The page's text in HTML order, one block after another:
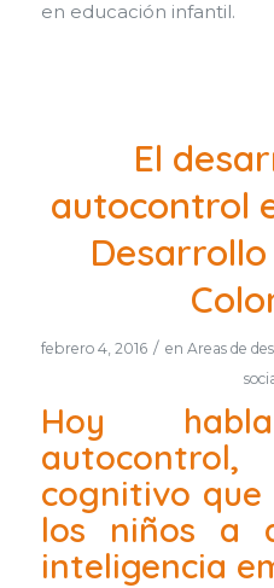
en educación infantil.
El
autocontrol
febrero 4, 2016 / enAreas de
Hoy
cognitivo
los niños a
inteligencia